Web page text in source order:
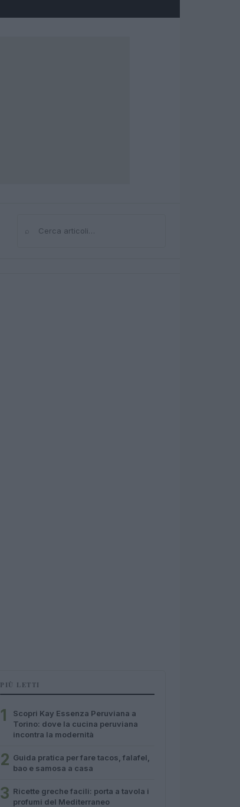
Cerca
PIÙ LETTI
1
Scopri Kay Essenza Peruviana a
Torino: dove la cucina peruviana
incontra la modernità
2 Guida pratica per fare tacos, falafel,
bao e samosa a casa
3 Ricette greche facili: porta a tavola i
profumi del Mediterraneo